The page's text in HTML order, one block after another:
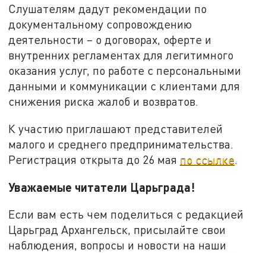
Слушателям дадут рекомендации по
документальному сопровождению
деятельности – о договорах, оферте и
внутренних регламентах для легитимного
оказания услуг, по работе с персональными
данными и коммуникации с клиентами для
снижения риска жалоб и возвратов.
К участию приглашают представителей
малого и среднего предпринимательства.
Регистрация открыта до 26 мая по ссылке.
Уважаемые читатели Царьграда!
Если вам есть чем поделиться с редакцией
Царьград Архангельск, присылайте свои
наблюдения, вопросы и новости на наши